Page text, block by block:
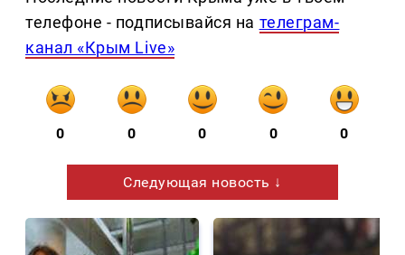
телефоне - подписывайся на телеграм-
канал «Крым Live»
0 0 0 0 0
Следующая новость ↓